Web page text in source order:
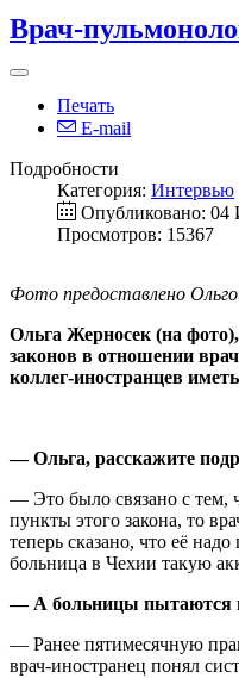
Врач-
Печать
E-mail
Подробности
Категория: Интервью
Опубликовано: 04
Просмотров: 15367
Фото предоставлено
Ольга Жерносек (на
законов в отношении
коллег-иностранцев
— Ольга, расскажите
— Это было связано с тем,
пункты этого закона, то
теперь сказано, что её
больница в Чехии такую
— А больницы пытаются
— Ранее пятимесячную
врач-иностранец понял